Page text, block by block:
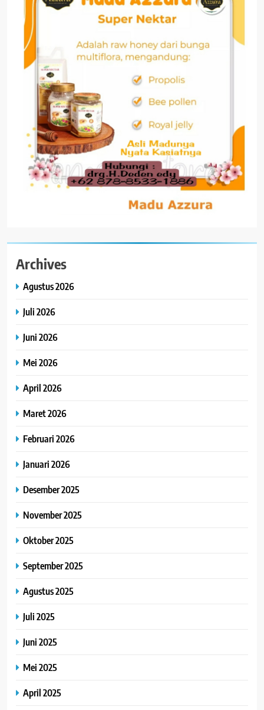
Archives
Agustus 2026
Juli 2026
Juni 2026
Mei 2026
April 2026
Maret 2026
Februari 2026
Januari 2026
Desember 2025
November 2025
Oktober 2025
September 2025
Agustus 2025
Juli 2025
Juni 2025
Mei 2025
April 2025